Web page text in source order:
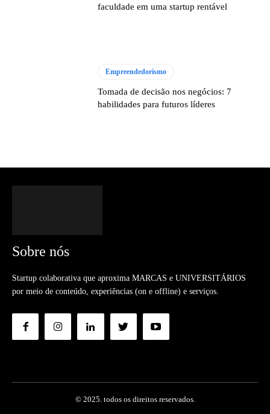
faculdade em uma startup rentável
Empreendedorismo
Tomada de decisão nos negócios: 7
habilidades para futuros líderes
Sobre nós
Startup colaborativa que aproxima MARCAS e UNIVERSITÁRIOS
por meio de conteúdo, experiências (on e offline) e serviços.
© 2025. todos os direitos reservados.